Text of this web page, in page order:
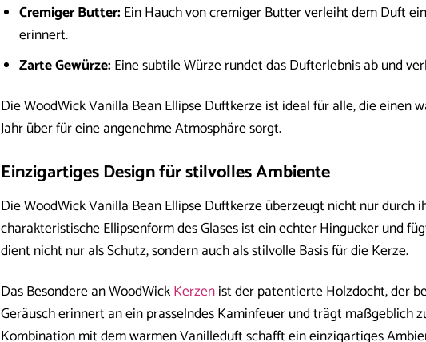
Cremiger Butter: Ein Hauch von cremiger Butter verleiht dem Duft
erinnert.
Zarte Gewürze: Eine subtile Würze rundet das Dufterlebnis ab und
Die WoodWick Vanilla Bean Ellipse Duftkerze ist ideal für alle, die einen
Jahr über für eine angenehme Atmosphäre sorgt.
Einzigartiges Design für stilvolles Ambiente
Die WoodWick Vanilla Bean Ellipse Duftkerze überzeugt nicht nur durch
charakteristische Ellipsenform des Glases ist ein echter Hingucker und
dient nicht nur als Schutz, sondern auch als stilvolle Basis für die Kerze.
Das Besondere an WoodWickKerzenist der patentierte Holzdocht, der
Geräusch erinnert an ein prasselndes Kaminfeuer und trägt maßgeblich
Kombination mit dem warmen Vanilleduft schafft ein einzigartiges